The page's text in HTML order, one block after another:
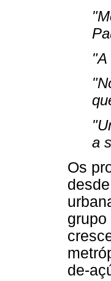
a
Os
de-